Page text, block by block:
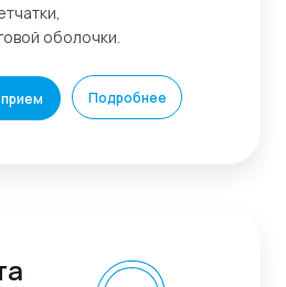
оболочки.
Подробнее